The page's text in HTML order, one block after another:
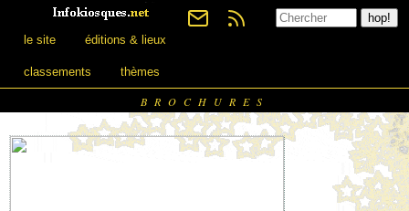
le site éditions & lieux
classements thèmes
BROCHURES